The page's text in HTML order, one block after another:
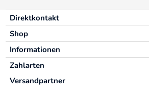
Direktkontakt
Shop
Informationen
Zahlarten
Versandpartner